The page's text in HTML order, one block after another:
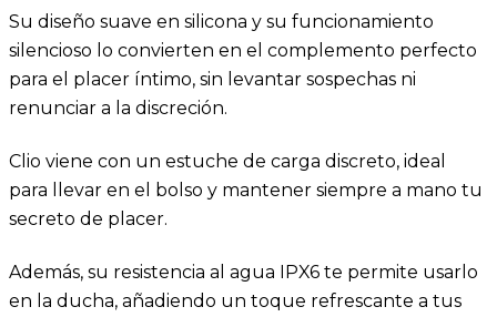
Su diseño suave en silicona y su funcionamiento
silencioso lo convierten en el complemento perfecto
para el placer íntimo, sin levantar sospechas ni
renunciar a la discreción.
Clio viene con un estuche de carga discreto, ideal
para llevar en el bolso y mantener siempre a mano tu
secreto de placer.
Además, su resistencia al agua IPX6 te permite usarlo
en la ducha, añadiendo un toque refrescante a tus